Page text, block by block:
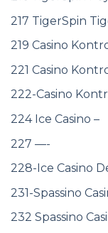
217 TigerSpin
219 Casino
221 Casino
222-Casino
224 Ice Casino –
227 —-
228-Ice Casino
231-Spassino
232 Spassino